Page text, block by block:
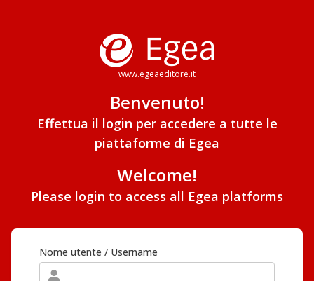
www.egeaeditore.it
Benvenuto!
Effettua il login per accedere a tutte le
piattaforme di Egea
Welcome!
Please login to access all Egea platforms
Nome utente / Username